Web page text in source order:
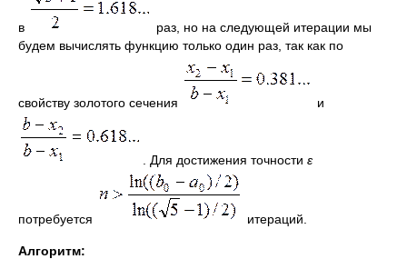
в
раз, но на следующей итерации мы
будем вычислять функцию только один раз, так как по
свойству золотого сечения и
. Для достижения точности ε
потребуется итераций.
Алгоритм: